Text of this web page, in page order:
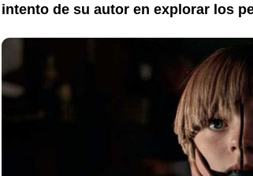
intento de su autor en explorar los